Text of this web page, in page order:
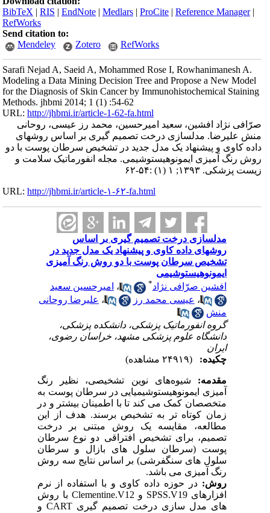
BibTeX |RIS |EndNote |Medlars |ProCite |Reference Manager
RefWorks
Send citation to:
Mendeley
Zotero RefWorks
Sarafi Nejad A, Saeid A, Mohammed Rose I, Rowhanimanesh A.
Modeling a Data Mining Decision Tree and Propose a New Model
for the Diagnosis of Skin Cancer by Immunohistochemical Staining
Methods. jhbmi 2014; 1 (1) :54-62
URL:http://jhbmi.ir/article-1-62-fa.html
صرّافی نژاد افشین، سعید امیرحسین، محمد رز عیسی، روحانی
منش علیرضا. مدلسازی درخت تصمیم گیری بر اساس روشهای
داده کاوی و پیشنهاد یک مدل جدید در تشخیص سرطان پوست با دو
روش رنگ آمیزی ایمونوهیستوشیمی. مجله انفورماتیک سلامت و
زیست پزشکی. ۱۳۹۳; ۱ (۱) :۵۴-۶۲
URL:http://jhbmi.ir/article-۱-۶۲-fa.html
مدلسازی درخت تصمیم گیری بر اساس
روشهای داده کاوی و پیشنهاد یک مدل جدید در
تشخیص سرطان پوست با دو روش رنگ آمیزی
ایمونوهیستوشیمی
افشین صرّافی نژاد * ،امیرحسین سعید
،عیسی محمد رز ،علیرضا روحانی
منش
گروه انفورماتیک پزشکی، دانشکده پزشکی،
دانشگاه علوم پزشکی مشهد، خراسان رضوی،
ایران
چکیده:
مقدمه:شیوه‌های نوین تشخیصی، نظیر رنگ
آمیزی ایمونوهیستوشیمیایی در سرطان پوست به
متخصصان کمک می کند تا با اطمینان بیشتر و در
زمان کوتاه تر به تشخیص برسند. هدف از این
مطالعه، مقایسه یک روش مبتنی بر درخت
تصمیم، برای تشخیص افتراقی دو نوع سرطان
پوست (سرطان سلول های بازال و سرطان
سلول های سنگفرشی) بر اساس نتایج سه روش
رنگ آمیزی می باشد.
روش: در حوزه داده کاوی و با استفاده از نرم
افزارهای SPSS.V19 و Clementine.V12 با روش
های مدل سازی درخت تصمیم گیری CART و